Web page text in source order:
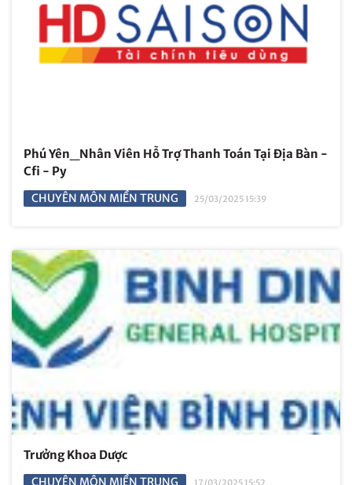
Phú Yên_Nhân Viên Hỗ Trợ Thanh Toán Tại Địa Bàn -
Cfi - Py
CHUYÊN MÔN MIỀN TRUNG 25/03/2025 15:39
Trưởng Khoa Dược
CHUYÊN MÔN MIỀN TRUNG 17/03/2025 15:52